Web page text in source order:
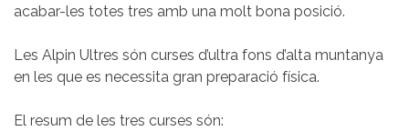
acabar-les totes tres amb una molt bona posició.
Les Alpin Ultres són curses d’ultra fons d’alta muntanya
en les que es necessita gran preparació física.
El resum de les tres curses són: